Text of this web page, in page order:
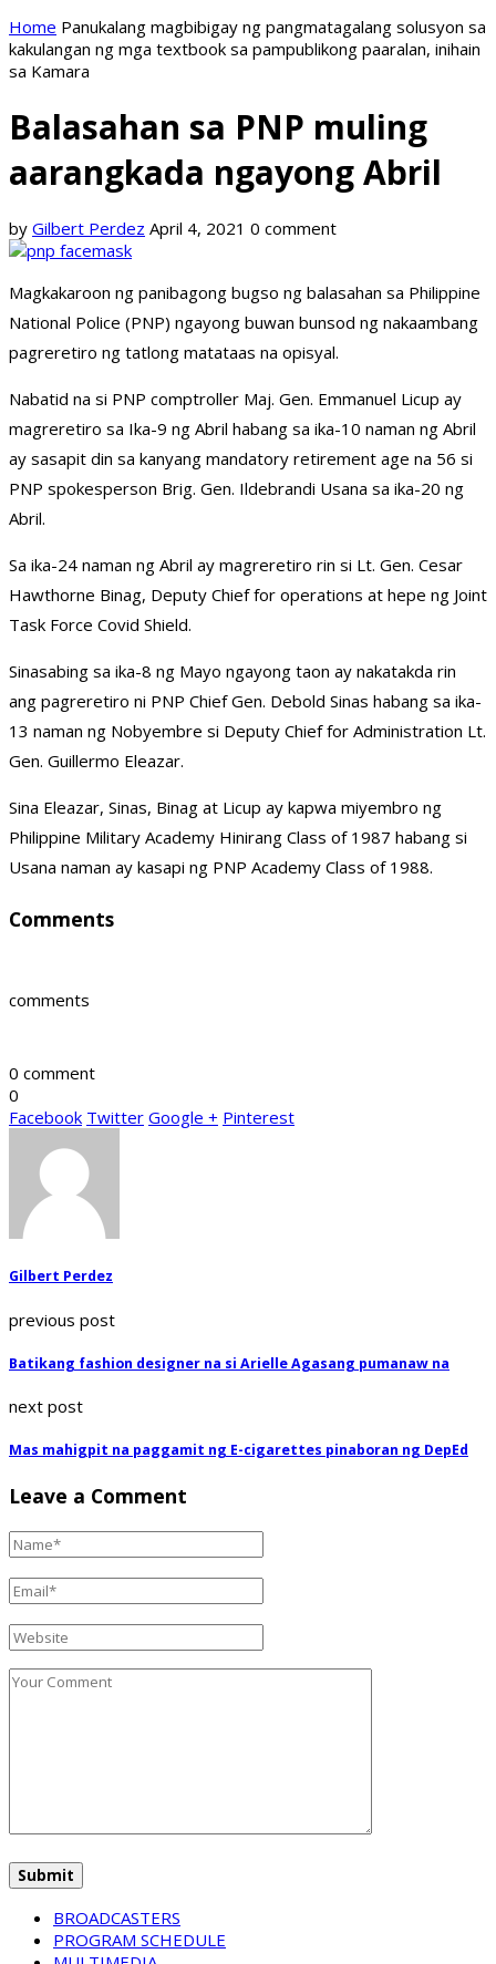
Home Panukalang magbibigay ng pangmatagalang solusyon sa
kakulangan ng mga textbook sa pampublikong paaralan, inihain
sa Kamara
Balasahan sa PNP muling
aarangkada ngayong Abril
by Gilbert Perdez April 4, 2021 0 comment
Magkakaroon ng panibagong bugso ng balasahan sa Philippine
National Police (PNP) ngayong buwan bunsod ng nakaambang
pagreretiro ng tatlong matataas na opisyal.
Nabatid na si PNP comptroller Maj. Gen. Emmanuel Licup ay
magreretiro sa Ika-9 ng Abril habang sa ika-10 naman ng Abril
ay sasapit din sa kanyang mandatory retirement age na 56 si
PNP spokesperson Brig. Gen. Ildebrandi Usana sa ika-20 ng
Abril.
Sa ika-24 naman ng Abril ay magreretiro rin si Lt. Gen. Cesar
Hawthorne Binag, Deputy Chief for operations at hepe ng Joint
Task Force Covid Shield.
Sinasabing sa ika-8 ng Mayo ngayong taon ay nakatakda rin
ang pagreretiro ni PNP Chief Gen. Debold Sinas habang sa ika-
13 naman ng Nobyembre si Deputy Chief for Administration Lt.
Gen. Guillermo Eleazar.
Sina Eleazar, Sinas, Binag at Licup ay kapwa miyembro ng
Philippine Military Academy Hinirang Class of 1987 habang si
Usana naman ay kasapi ng PNP Academy Class of 1988.
Comments
comments
0 comment
0
Facebook Twitter Google + Pinterest
Gilbert Perdez
previous post
Batikang fashion designer na si Arielle Agasang pumanaw na
next post
Mas mahigpit na paggamit ng E-cigarettes pinaboran ng DepEd
Leave a Comment
BROADCASTERS
PROGRAM SCHEDULE